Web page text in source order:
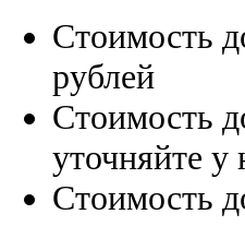
Стоимость
рублей
Стоимость
уточняйте
Стоимость